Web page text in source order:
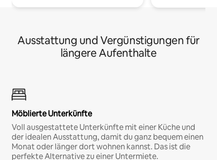
Ausstattung und Vergünstigungen für
längere Aufenthalte
Möblierte Unterkünfte
Voll ausgestattete Unterkünfte mit einer Küche und
der idealen Ausstattung, damit du ganz bequem einen
Monat oder länger dort wohnen kannst. Das ist die
perfekte Alternative zu einer Untermiete.